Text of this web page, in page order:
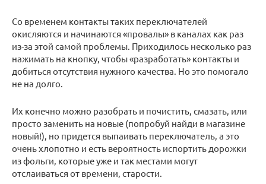
Со временем контакты таких переключателей
окисляются и начинаются «провалы» в каналах как раз
из-за этой самой проблемы. Приходилось несколько раз
нажимать на кнопку, чтобы «разработать» контакты и
добиться отсутствия нужного качества. Но это помогало
не на долго.
Их конечно можно разобрать и почистить, смазать, или
просто заменить на новые (попробуй найди в магазине
новый!), но придется выпаивать переключатель, а это
очень хлопотно и есть вероятность испортить дорожки
из фольги, которые уже и так местами могут
отслаиваться от времени, старости.